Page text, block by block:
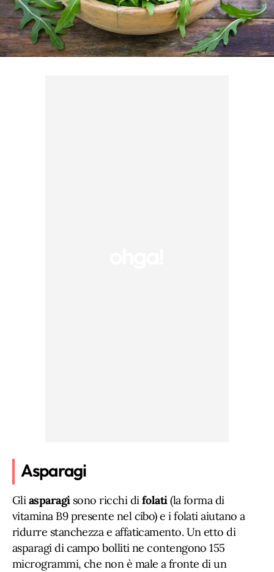
Asparagi
Gliasparagisono ricchi difolati(la forma di
vitamina B9 presente nel cibo) e i folati aiutano a
ridurre stanchezza e affaticamento. Un etto di
asparagi di campo bolliti ne contengono 155
microgrammi, che non è male a fronte di un